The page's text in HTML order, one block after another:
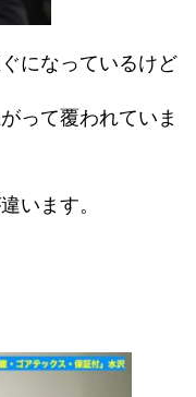
になっているけど
って覆われていま
います。